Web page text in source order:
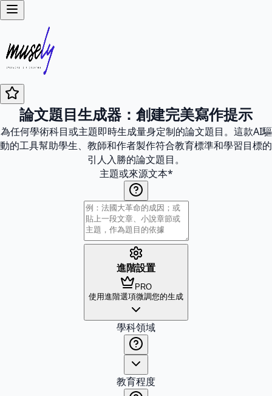
論文題目生成器：創建完美寫作提示
為任何學術科目或主題即時生成量身定制的論文題目。這款AI驅
動的工具幫助學生、教師和作者製作符合教育標準和學習目標的
引人入勝的論文題目。
主題或來源文本*
進階設置
PRO
使用進階選項微調您的生成
學科領域
教育程度